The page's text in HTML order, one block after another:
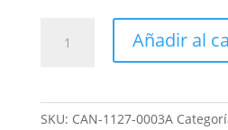
Añadir al
SKU: CAN-1127-0003A